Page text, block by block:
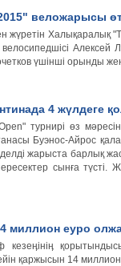
веложарысы
жүретін Халықаралық
Алексей
үшінші орынды
4 жүлдеге
турнирі өз
Буэнос-Айрос
жарыста барлық
сынға
миллион еуро
кезеӊініӊ
қаржысын 14 миллион